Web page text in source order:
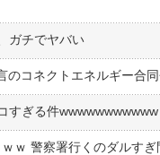
ガチでヤバい
のコネクトエネルギー合
すぎる件wwwwwwwwwww
ｗ 警察署行くのダルす